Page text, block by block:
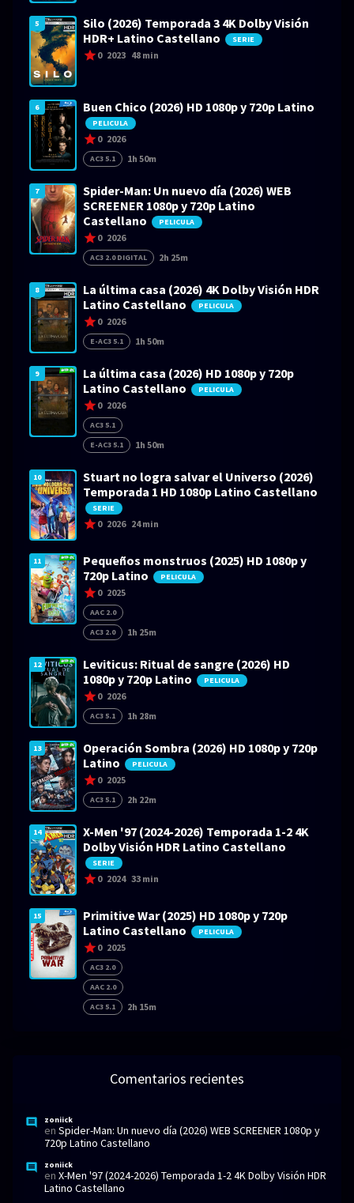
5
Silo (2026) Temporada 3 4K Dolby Visión
HDR+ Latino Castellano
SERIE
0 2023 48 min
6 Buen Chico (2026) HD 1080p y 720p Latino
PELICULA
0 2026
AC3 5.1 1h 50m
7
Spider-Man: Un nuevo día (2026) WEB
SCREENER 1080p y 720p Latino
Castellano
PELICULA
0 2026
AC3 2.0 DIGITAL 2h 25m
8
La última casa (2026) 4K Dolby Visión HDR
Latino Castellano
PELICULA
0 2026
E-AC3 5.1 1h 50m
9
La última casa (2026) HD 1080p y 720p
Latino Castellano
PELICULA
0 2026
AC3 5.1
E-AC3 5.1
1h 50m
10
Stuart no logra salvar el Universo (2026)
Temporada 1 HD 1080p Latino Castellano
SERIE
0 2026 24 min
11
Pequeños monstruos (2025) HD 1080p y
720p Latino
PELICULA
0 2025
AAC 2.0
AC3 2.0
1h 25m
12
Leviticus: Ritual de sangre (2026) HD
1080p y 720p Latino
PELICULA
0 2026
AC3 5.1 1h 28m
13
Operación Sombra (2026) HD 1080p y 720p
Latino
PELICULA
0 2025
AC3 5.1 2h 22m
14
X-Men '97 (2024-2026) Temporada 1-2 4K
Dolby Visión HDR Latino Castellano
SERIE
0 2024 33 min
15
Primitive War (2025) HD 1080p y 720p
Latino Castellano
PELICULA
0 2025
AC3 2.0
AAC 2.0
AC3 5.1
2h 15m
Comentarios recientes
zoniick
en Spider-Man: Un nuevo día (2026) WEB SCREENER 1080p y
720p Latino Castellano
zoniick
en X-Men '97 (2024-2026) Temporada 1-2 4K Dolby Visión HDR
Latino Castellano